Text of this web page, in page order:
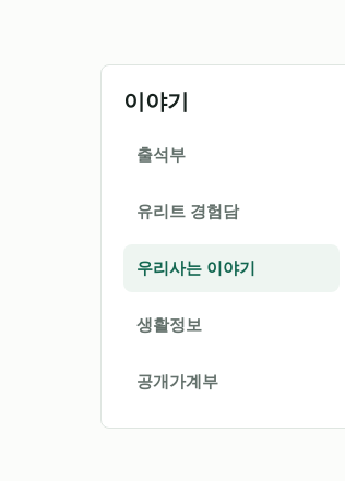
이야기
출석부
유리트 경험담
우리사는 이야기
생활정보
공개가계부